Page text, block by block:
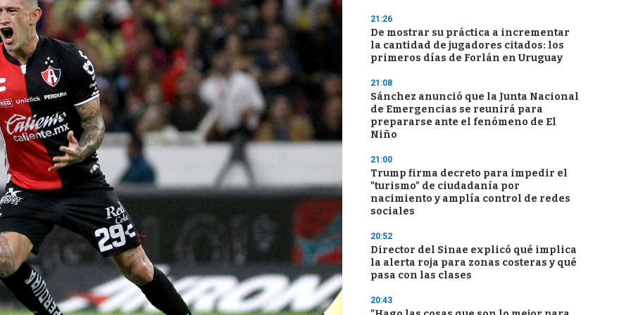
21:26
De mostrar su práctica a incrementar
la cantidad de jugadores citados: los
primeros días de Forlán en Uruguay
21:08
Sánchez anunció que la Junta Nacional
de Emergencias se reunirá para
prepararse ante el fenómeno de El
Niño
21:00
Trump firma decreto para impedir el
"turismo" de ciudadanía por
nacimiento y amplía control de redes
sociales
20:52
Director del Sinae explicó qué implica
la alerta roja para zonas costeras y qué
pasa con las clases
20:43